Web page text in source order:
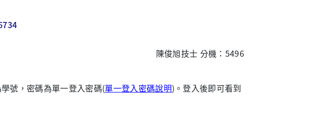
陳俊旭技士 分機：5496
號，密碼為單一登入密碼(單一登入密碼說明)。登入後即可看到